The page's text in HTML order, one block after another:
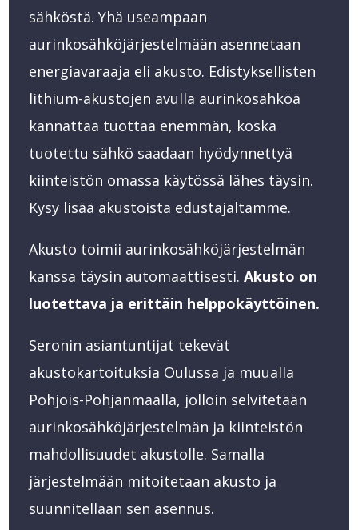
sähköstä. Yhä useampaan
aurinkosähköjärjestelmään asennetaan
energiavaraaja eli akusto. Edistyksellisten
lithium-akustojen avulla aurinkosähköä
kannattaa tuottaa enemmän, koska
tuotettu sähkö saadaan hyödynnettyä
kiinteistön omassa käytössä lähes täysin.
Kysy lisää akustoista edustajaltamme.
Akusto toimii aurinkosähköjärjestelmän
kanssa täysin automaattisesti.Akusto on
luotettava ja erittäin helppokäyttöinen.
Seronin asiantuntijat tekevät
akustokartoituksia Oulussa ja muualla
Pohjois-Pohjanmaalla, jolloin selvitetään
aurinkosähköjärjestelmän ja kiinteistön
mahdollisuudet akustolle. Samalla
järjestelmään mitoitetaan akusto ja
suunnitellaan sen asennus.